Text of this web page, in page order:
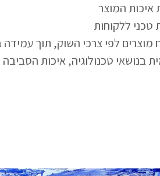
איכות המוצר
טכני ללקוחות
מוצרים לפי צרכי השוק, תוך
בנושאי טכנולוגיה, איכות הסביבה